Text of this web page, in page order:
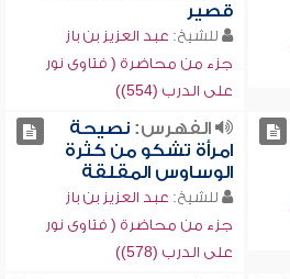
قصير
للشيخ: عبد العزيز بن باز
جزء من محاضرة ( فتاوى نور
على الدرب (554))
الفهرس:نصيحة
امرأة تشكو من كثرة
الوساوس المقلقة
للشيخ: عبد العزيز بن باز
جزء من محاضرة ( فتاوى نور
على الدرب (578))